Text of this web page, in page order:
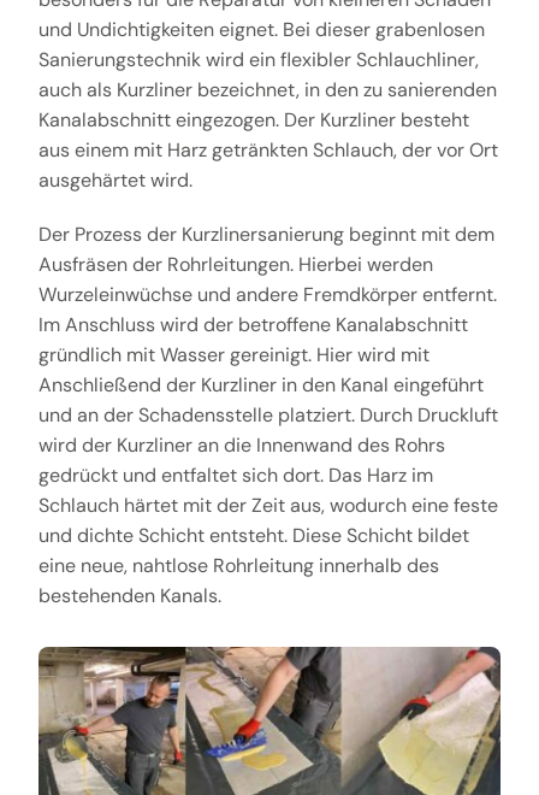
und Undichtigkeiten eignet. Bei dieser grabenlosen
Sanierungstechnik wird ein flexibler Schlauchliner,
auch als Kurzliner bezeichnet, in den zu sanierenden
Kanalabschnitt eingezogen. Der Kurzliner besteht
aus einem mit Harz getränkten Schlauch, der vor Ort
ausgehärtet wird.
Der Prozess der Kurzlinersanierung beginnt mit dem
Ausfräsen der Rohrleitungen. Hierbei werden
Wurzeleinwüchse und andere Fremdkörper entfernt.
Im Anschluss wird der betroffene Kanalabschnitt
gründlich mit Wasser gereinigt. Hier wird mit
Anschließend der Kurzliner in den Kanal eingeführt
und an der Schadensstelle platziert. Durch Druckluft
wird der Kurzliner an die Innenwand des Rohrs
gedrückt und entfaltet sich dort. Das Harz im
Schlauch härtet mit der Zeit aus, wodurch eine feste
und dichte Schicht entsteht. Diese Schicht bildet
eine neue, nahtlose Rohrleitung innerhalb des
bestehenden Kanals.